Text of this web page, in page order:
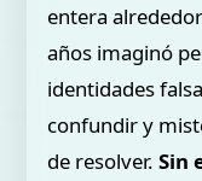
entera
años imaginó
identidades
confundir y
de resolver.Sin